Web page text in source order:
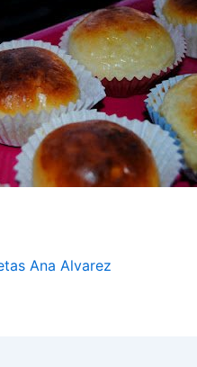
Ana Alvarez